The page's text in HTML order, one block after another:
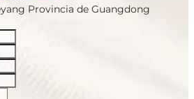
Provincia de Guangdong